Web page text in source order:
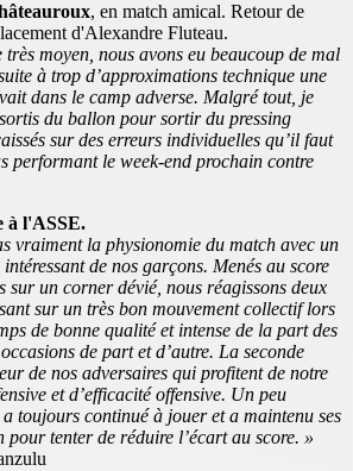
, en match amical. Retour de
d'Alexandre Fluteau.
moyen, nous avons eu beaucoup de mal
à trop d’approximations technique une
dans le camp adverse. Malgré tout, je
du ballon pour sortir du pressing
sur des erreurs individuelles qu’il faut
performant le week-end prochain contre
à l'ASSE.
vraiment la physionomie du match avec un
de nos garçons. Menés au score
sur un corner dévié, nous réagissons deux
sur un très bon mouvement collectif lors
de bonne qualité et intense de la part des
de part et d’autre. La seconde
de nos adversaires qui profitent de notre
et d’efficacité offensive. Un peu
toujours continué à jouer et a maintenu ses
pour tenter de réduire l’écart au score. »